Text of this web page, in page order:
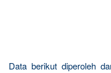
Data berikut diperoleh